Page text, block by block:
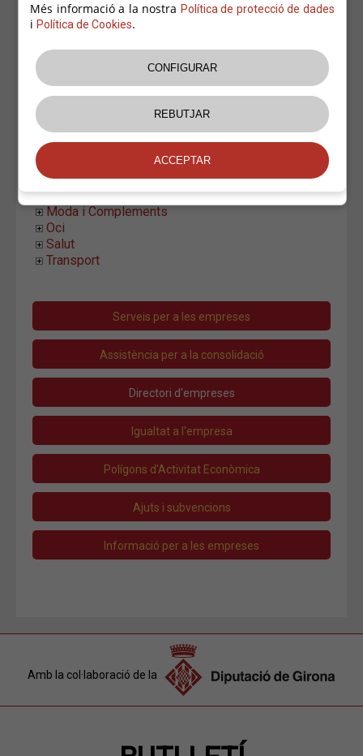
Edificacions i Obres
Electricitat
Fusta
Informàtica i Telecomunicacions
Lampisteries
Manteniment Integral
Paviments
Piscines
Serveis Neteja
Moda i Complements
Oci
Salut
Transport
Serveis per a les empreses
Assistència per a la consolidació
Directori d'empreses
Igualtat a l'empresa
Polígons d'Activitat Econòmica
Ajuts i subvencions
Informació per a les empreses
Amb la col·laboració de la
Més informació a la nostra Política de protecció de dades
iPolítica de Cookies.